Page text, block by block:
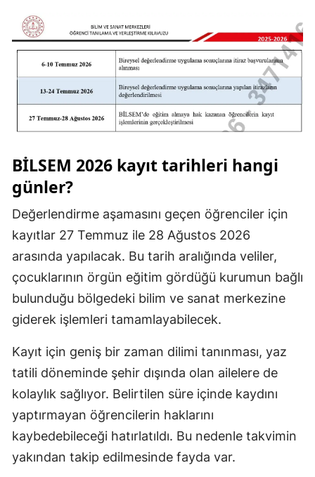
Malatya
Manisa
Kahramanmaraş
Mardin
Muğla
Muş
Niğde
Ordu
Rize
Siirt
Sinop
Tekirdağ
BİLSEM 2026 kayıt tarihleri hangi
günler?
Değerlendirme aşamasını geçen öğrenciler için
kayıtlar 27 Temmuz ile 28 Ağustos 2026
arasında yapılacak. Bu tarih aralığında veliler,
çocuklarının örgün eğitim gördüğü kurumun bağlı
bulunduğu bölgedeki bilim ve sanat merkezine
giderek işlemleri tamamlayabilecek.
Kayıt için geniş bir zaman dilimi tanınması, yaz
tatili döneminde şehir dışında olan ailelere de
kolaylık sağlıyor. Belirtilen süre içinde kaydını
yaptırmayan öğrencilerin haklarını
kaybedebileceği hatırlatıldı. Bu nedenle takvimin
yakından takip edilmesinde fayda var.